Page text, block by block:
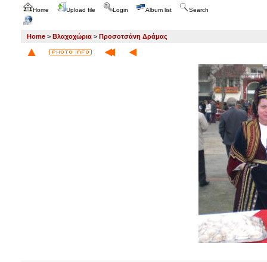
Home Upload file Login Album list Search
Home > Βλαχοχώρια > Προσοτσάνη Δράμας